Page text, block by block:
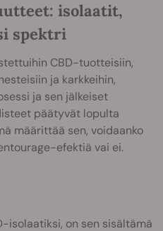
isolaatit,
spektri
CBD-tuotteisiin,
ja karkkeihin,
ja sen jälkeiset
päätyvät lopulta
määrittää sen, voidaanko
efektiä vai ei.
isolaatiksi, on sen sisältämä